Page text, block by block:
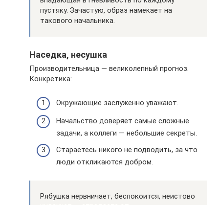
пустяку. Зачастую, образ намекает на
такового начальника.
Наседка, несушка
Производительница — великолепный прогноз.
Конкретика:
Окружающие заслуженно уважают.
Начальство доверяет самые сложные
задачи, а коллеги — небольшие секреты.
Стараетесь никого не подводить, за что
люди откликаются добром.
Рябушка нервничает, беспокоится, неистово